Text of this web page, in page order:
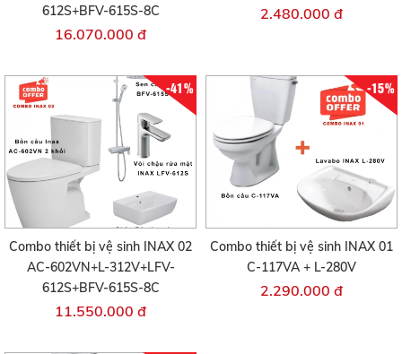
612S+BFV-615S-8C
16.070.000 đ
2.480.000 đ
-41%
Combo thiết bị vệ sinh INAX 02
AC-602VN+L-312V+LFV-
612S+BFV-615S-8C
11.550.000 đ
-15%
Combo thiết bị vệ sinh INAX 01
C-117VA + L-280V
2.290.000 đ